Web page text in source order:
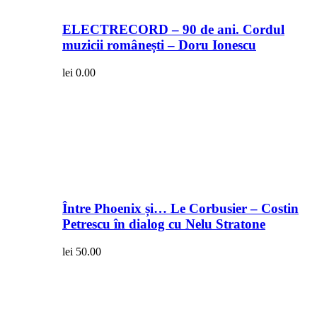
ELECTRECORD – 90 de ani. Cordul
muzicii românești – Doru Ionescu
lei 0.00
Între Phoenix și… Le Corbusier – Costin
Petrescu în dialog cu Nelu Stratone
lei 50.00